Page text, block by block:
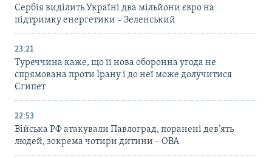
Сербія виділить Україні два мільйони євро на
підтримку енергетики – Зеленський
23:21
Туреччина каже, що її нова оборонна угода не
спрямована проти Ірану і до неї може долучитися
Єгипет
22:53
Війська РФ атакували Павлоград, поранені дев’ять
людей, зокрема чотири дитини – ОВА